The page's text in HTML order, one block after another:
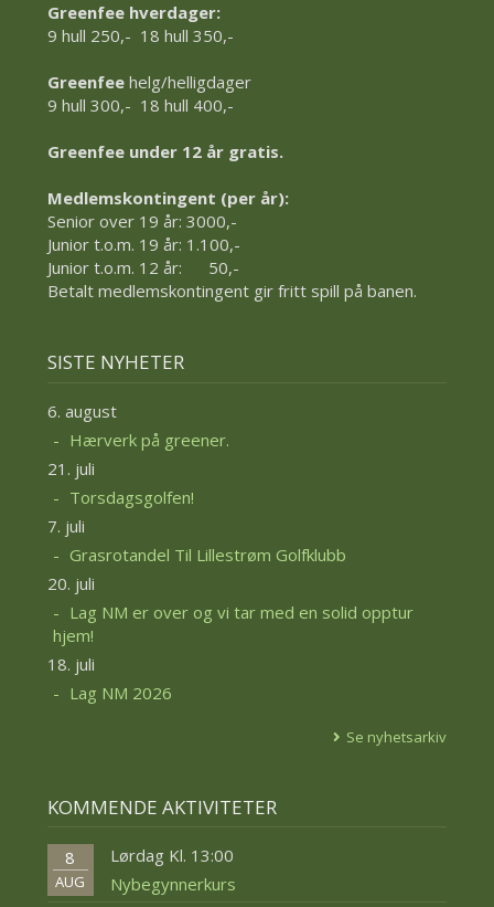
Greenfee hverdager:
9 hull 250,- 18 hull 350,-
Greenfee helg/helligdager
9 hull 300,- 18 hull 400,-
Greenfee under 12 år gratis.
Medlemskontingent (per år):
Senior over 19 år: 3000,-
Junior t.o.m. 19 år: 1.100,-
Junior t.o.m. 12 år: 50,-
Betalt medlemskontingent gir fritt spill på banen.
SISTE NYHETER
6. august
Hærverk på greener.
21. juli
Torsdagsgolfen!
7. juli
Grasrotandel Til Lillestrøm Golfklubb
20. juli
Lag NM er over og vi tar med en solid opptur
hjem!
18. juli
Lag NM 2026
Se nyhetsarkiv
KOMMENDE AKTIVITETER
8
AUG
Lørdag Kl. 13:00
Nybegynnerkurs